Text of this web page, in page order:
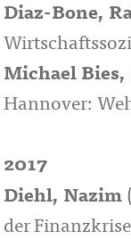
Diaz-Bone,
Michael Bies,
Hannover:
2017
Diehl, Nazim
der